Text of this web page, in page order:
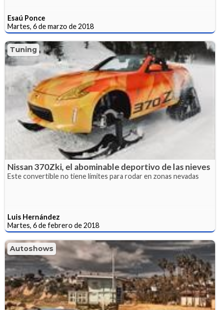
Esaú Ponce
Martes, 6 de marzo de 2018
Tuning
Nissan 370Zki, el abominable deportivo de las nieves
Este convertible no tiene límites para rodar en zonas nevadas
Luis Hernández
Martes, 6 de febrero de 2018
Autoshows